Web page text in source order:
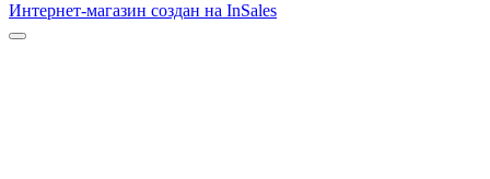
Интернет-магазин создан на InSales